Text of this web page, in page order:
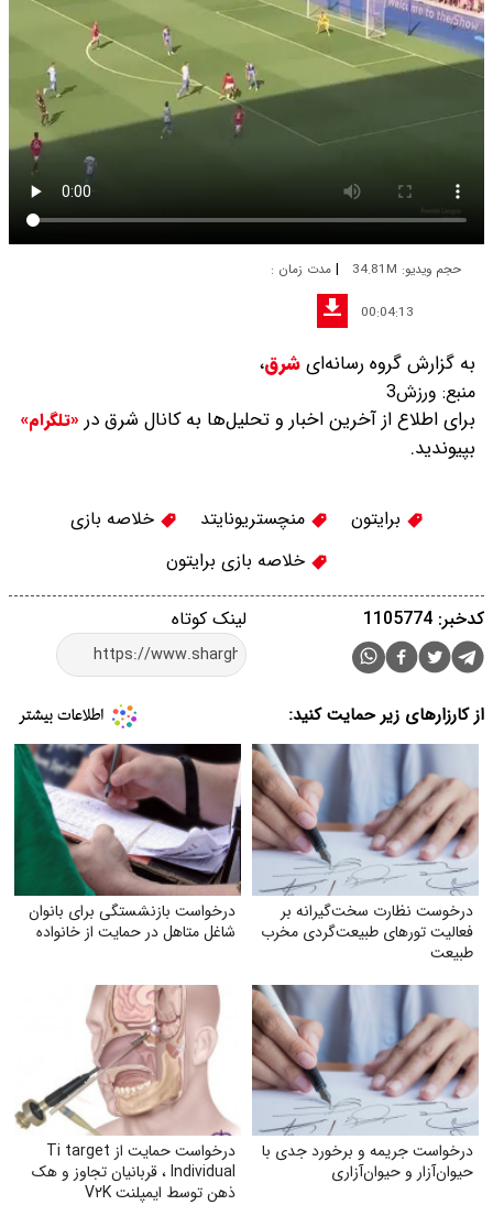
حجم ویدیو: 34.81M |مدت زمان :
00:04:13
به گزارش گروه رسانه‌ایشرق،
منبع: ورزش3
برای اطلاع از آخرین اخبار و تحلیل‌ها به کانال شرق در «تلگرام»
بپیوندید.
برایتون منچستریونایتد
خلاصه بازی
خلاصه بازی برایتون
لینک کوتاه کدخبر: 1105774
از کارزارهای زیر حمایت کنید:
درخوست نظارت سخت‌گیرانه بر
فعالیت تورهای طبیعت‌گردی مخرب
طبیعت
درخواست بازنشستگی برای بانوان
شاغل متاهل در حمایت از خانواده
درخواست جریمه و برخورد جدی با
حیوان‌آزار و حیوان‌آزاری
درخواست حمایت از Ti target
Individual ، قربانیان تجاوز و هک
ذهن توسط ایمپلنت V۲K